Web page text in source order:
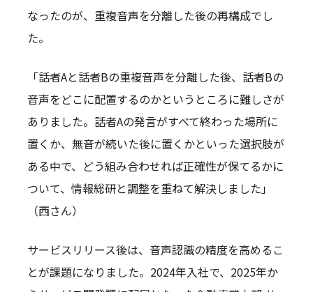
なったのが、重複音声を分離した後の再構成でし
た。
「話者Aと話者Bの重複音声を分離した後、話者Bの
音声をどこに配置するのかというところに難しさが
ありました。話者Aの発言がすべて終わった場所に
置くか、無音が続いた後に置くかといった選択肢が
ある中で、どう組み合わせれば正確性が保てるかに
ついて、情報総研と調整を重ねて解決しました」
（西さん）
サービスリリース後は、音声認識の精度を高めるこ
とが課題になりました。2024年入社で、2025年か